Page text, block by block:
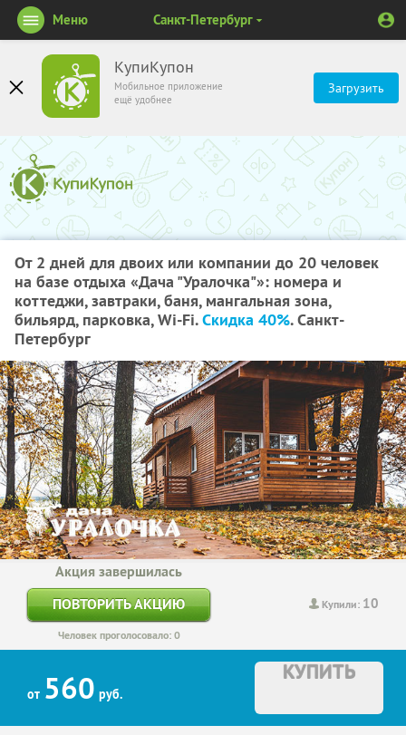
КупиКупон
Мобильное приложение
ещё удобнее
Загрузить
Меню Санкт-Петербург
От 2 дней для двоих или компании до 20 человек
на базе отдыха «Дача "Уралочка"»: номера и
коттеджи, завтраки, баня, мангальная зона,
бильярд, парковка, Wi-Fi.Скидка 40%. Санкт-
Петербург
Купили: 10
Акция завершилась
ПОВТОРИТЬ АКЦИЮ
Человек проголосовало: 0
от 560 руб.
КУПИТЬ